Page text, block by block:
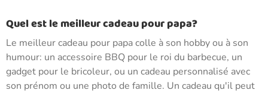
Quel est le meilleur cadeau pour papa?
Le meilleur cadeau pour papa colle à son hobby ou à son
humour: un accessoire BBQ pour le roi du barbecue, un
gadget pour le bricoleur, ou un cadeau personnalisé avec
son prénom ou une photo de famille. Un cadeau qu'il peut